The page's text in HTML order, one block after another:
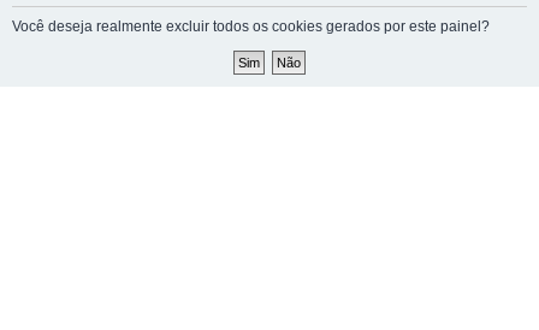
Você deseja realmente excluir todos os cookies gerados por este painel?